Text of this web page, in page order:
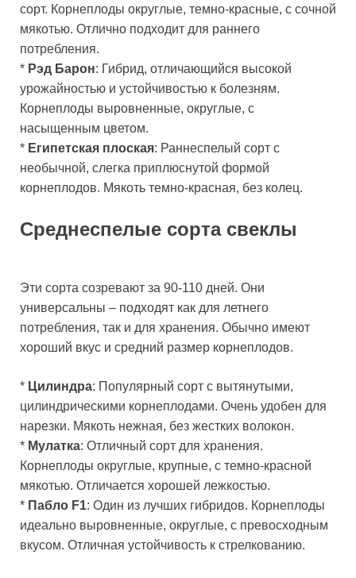
сорт. Корнеплоды округлые, темно-красные, с сочной
мякотью. Отлично подходит для раннего
потребления.
* Рэд Барон: Гибрид, отличающийся высокой
урожайностью и устойчивостью к болезням.
Корнеплоды выровненные, округлые, с
насыщенным цветом.
* Египетская плоская: Раннеспелый сорт с
необычной, слегка приплюснутой формой
корнеплодов. Мякоть темно-красная, без колец.
Среднеспелые сорта свеклы
Эти сорта созревают за 90-110 дней. Они
универсальны – подходят как для летнего
потребления, так и для хранения. Обычно имеют
хороший вкус и средний размер корнеплодов.
* Цилиндра: Популярный сорт с вытянутыми,
цилиндрическими корнеплодами. Очень удобен для
нарезки. Мякоть нежная, без жестких волокон.
* Мулатка: Отличный сорт для хранения.
Корнеплоды округлые, крупные, с темно-красной
мякотью. Отличается хорошей лежкостью.
* Пабло F1: Один из лучших гибридов. Корнеплоды
идеально выровненные, округлые, с превосходным
вкусом. Отличная устойчивость к стрелкованию.